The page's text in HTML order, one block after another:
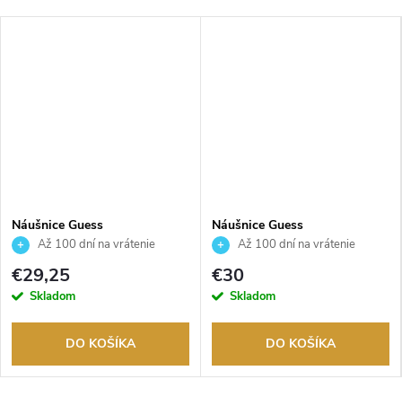
Náušnice Guess
JUBE04070JWRHT
Až 100 dní na vrátenie
tovaru. Autorizovaný predajca.
€29,25
Skladom
DO KOŠÍKA
Náušnice Guess
JUBE04612JWRHT
Až 100 dní na vrátenie
tovaru. Autorizovaný predajca.
€30
Skladom
DO KOŠÍKA